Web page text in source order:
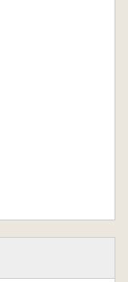
されている。
長があり、
策があった。
では第Ⅰ部の
から古墳の終
そして、地
て各地の重
握されてい
いへん豊か
ってくるば
紀の転換を
あることが